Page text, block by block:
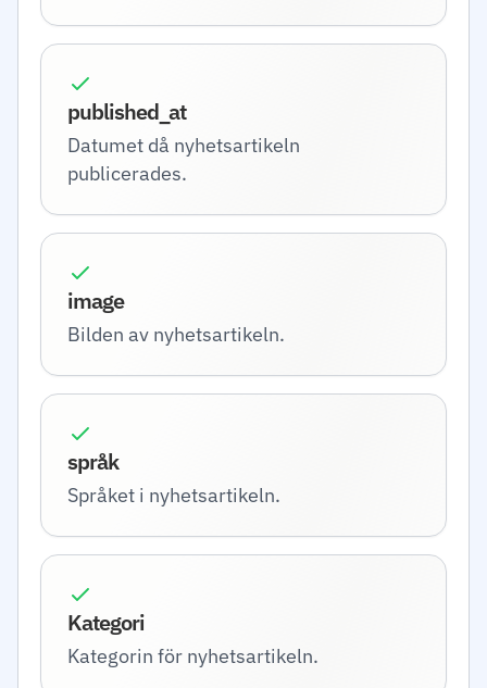
published_at
Datumet då nyhetsartikeln
publicerades.
image
Bilden av nyhetsartikeln.
språk
Språket i nyhetsartikeln.
Kategori
Kategorin för nyhetsartikeln.